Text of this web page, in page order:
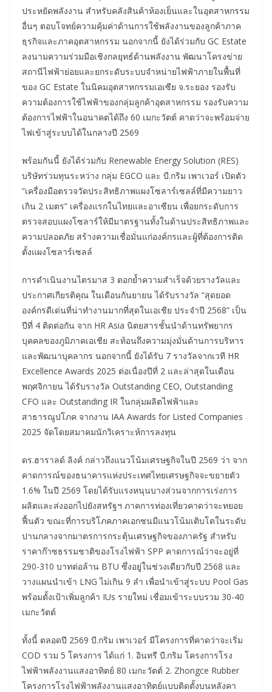
ประหยัดพลังงาน สำหรับคลังสินค้าห้องเย็นและในอุตสาหกรรม
อื่นๆ ตอบโจทย์ความคุ้มค่าด้านการใช้พลังงานของลูกค้าภาค
ธุรกิจและภาคอุตสาหกรรม นอกจากนี้ ยังได้ร่วมกับ GC Estate
ลงนามความร่วมมือเชิงกลยุทธ์ด้านพลังงาน พัฒนาโครงข่าย
สถานีไฟฟ้าย่อยและยกระดับระบบจำหน่ายไฟฟ้าภายในพื้นที่
ของ GC Estate ในนิคมอุตสาหกรรมเอเซีย จ.ระยอง รองรับ
ความต้องการใช้ไฟฟ้าของกลุ่มลูกค้าอุตสาหกรรม รองรับความ
ต้องการไฟฟ้าในอนาคตได้ถึง 60 เมกะวัตต์ คาดว่าจะพร้อมจ่าย
ไฟเข้าสู่ระบบได้ในกลางปี 2569
พร้อมกันนี้ ยังได้ร่วมกับ Renewable Energy Solution (RES)
บริษัทร่วมทุนระหว่าง กลุ่ม EGCO และ บี.กริม เพาเวอร์ เปิดตัว
“เครื่องมือตรวจวัดประสิทธิภาพแผงโซลาร์เซลล์ที่มีความยาว
เกิน 2 เมตร” เครื่องแรกในไทยและอาเซียน เพื่อยกระดับการ
ตรวจสอบแผงโซลาร์ให้มีมาตรฐานทั้งในด้านประสิทธิภาพและ
ความปลอดภัย สร้างความเชื่อมั่นแก่องค์กรและผู้ที่ต้องการติด
ตั้งแผงโซลาร์เซลล์
การดำเนินงานไตรมาส 3 ตอกย้ำความสำเร็จด้วยรางวัลและ
ประกาศเกียรติคุณ ในเดือนกันยายน ได้รับรางวัล “สุดยอด
องค์กรดีเด่นที่น่าทำงานมากที่สุดในเอเชีย ประจำปี 2568” เป็น
ปีที่ 4 ติดต่อกัน จาก HR Asia นิตยสารชั้นนำด้านทรัพยากร
บุคคลของภูมิภาคเอเชีย สะท้อนถึงความมุ่งมั่นด้านการบริหาร
และพัฒนาบุคลากร นอกจากนี้ ยังได้รับ 7 รางวัลจากเวที HR
Excellence Awards 2025 ต่อเนื่องปีที่ 2 และล่าสุดในเดือน
พฤศจิกายน ได้รับรางวัล Outstanding CEO, Outstanding
CFO และ Outstanding IR ในกลุ่มผลิตไฟฟ้าและ
สาธารณูปโภค จากงาน IAA Awards for Listed Companies
2025 จัดโดยสมาคมนักวิเคราะห์การลงทุน
ดร.ฮาราลด์ ลิงค์ กล่าวถึงแนวโน้มเศรษฐกิจในปี 2569 ว่า จาก
คาดการณ์ของธนาคารแห่งประเทศไทยเศรษฐกิจจะขยายตัว
1.6% ในปี 2569 โดยได้รับแรงหนุนบางส่วนจากการเร่งการ
ผลิตและส่งออกไปยังสหรัฐฯ ภาคการท่องเที่ยวคาดว่าจะทยอย
ฟื้นตัว ขณะที่การบริโภคภาคเอกชนมีแนวโน้มเติบโตในระดับ
ปานกลางจากมาตรการกระตุ้นเศรษฐกิจของภาครัฐ สำหรับ
ราคาก๊าซธรรมชาติของโรงไฟฟ้า SPP คาดการณ์ว่าจะอยู่ที่
290-310 บาทต่อล้าน BTU ซึ่งอยู่ในช่วงเดียวกับปี 2568 และ
วางแผนนำเข้า LNG ไม่เกิน 9 ลำ เพื่อนำเข้าสู่ระบบ Pool Gas
พร้อมตั้งเป้าเพิ่มลูกค้า IUs รายใหม่ เชื่อมเข้าระบบรวม 30-40
เมกะวัตต์
ทั้งนี้ ตลอดปี 2569 บี.กริม เพาเวอร์ มีโครงการที่คาดว่าจะเริ่ม
COD รวม 5 โครงการ ได้แก่ 1. อินทรี บี.กริม โครงการโรง
ไฟฟ้าพลังงานแสงอาทิตย์ 80 เมกะวัตต์ 2. Zhongce Rubber
โครงการโรงไฟฟ้าพลังงานแสงอาทิตย์แบบติดตั้งบนหลังคา